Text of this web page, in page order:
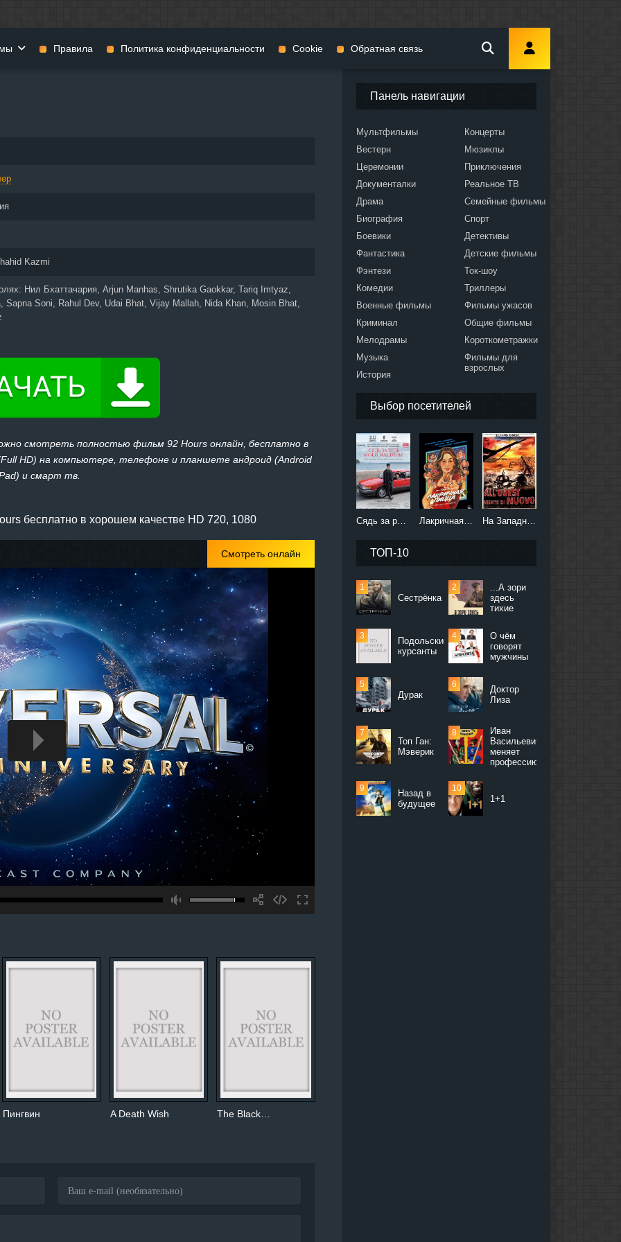
Kazmi
Нил Бхаттачария, Arjun Manhas, Shrutika Gaokkar, Tariq Imtyaz,
Sapna Soni, Rahul Dev, Udai Bhat, Vijay Mallah, Nida Khan, Mosin Bhat,
смотреть полностью фильм 92 Hours онлайн, бесплатно в
HD) на компьютере, телефоне и планшете андроид (Android
и смарт тв.
бесплатно в хорошем качестве HD 720, 1080
Смотреть онлайн
Пингвин A Death Wish The Black…
Панель навигации
Мультфильмы
Вестерн
Церемонии
Документалки
Драма
Биография
Боевики
Фантастика
Фэнтези
Комедии
Военные фильмы
Криминал
Мелодрамы
Музыка
История
Концерты
Мюзиклы
Приключения
Реальное ТВ
Семейные фильмы
Спорт
Детективы
Детские фильмы
Ток-шоу
Триллеры
Фильмы ужасов
Общие фильмы
Короткометражки
Фильмы для
взрослых
Выбор посетителей
Сядь за руль моей машины (2021) Лакричная пицца (2021) На Западном фронте без перемен (2022)
ТОП-10
Сестрёнка
...А зори
здесь
тихие
Подольские
курсанты
О чём
говорят
мужчины
Дурак
Доктор
Лиза
Топ Ган:
Мэверик
Иван
Васильевич
меняет
профессию
Назад в
будущее
1+1
Правила Политика конфиденциальности Cookie Обратная связь